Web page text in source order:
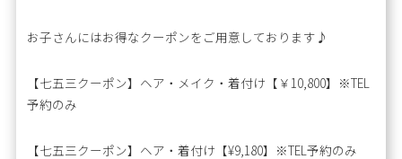
お子さんにはお得なクーポンをご用意しております♪
【七五三クーポン】ヘア・メイク・着付け【￥10,800】※TEL
予約のみ
【七五三クーポン】ヘア・着付け【¥9,180】※TEL予約のみ